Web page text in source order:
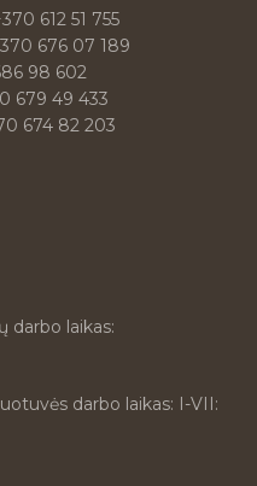
612 51 755
676 07 189
98 602
679 49 433
674 82 203
darbo laikas:
darbo laikas: I-VII: